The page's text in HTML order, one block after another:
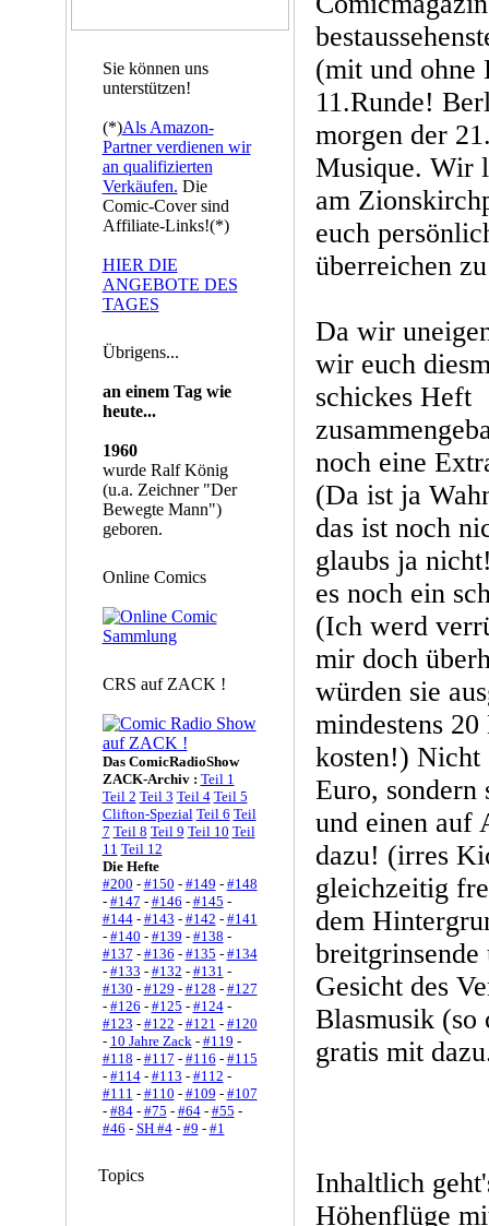
Sie können uns
unterstützen!
(*)Als Amazon-
Partner verdienen wir
an qualifizierten
Verkäufen. Die
Comic-Cover sind
Affiliate-Links!(*)
HIER DIE
ANGEBOTE DES
TAGES
Übrigens...
an einem Tag wie
heute...
1960
wurde Ralf König
(u.a. Zeichner "Der
Bewegte Mann")
geboren.
Online Comics
CRS auf ZACK !
Das ComicRadioShow
ZACK-Archiv : Teil 1
Teil 2 Teil 3 Teil 4 Teil 5
Clifton-Spezial Teil 6 Teil
7 Teil 8 Teil 9 Teil 10 Teil
11 Teil 12
Die Hefte
#200 - #150 - #149 - #148
- #147 - #146 - #145 -
#144- #143 - #142 - #141
- #140 - #139 - #138 -
#137 - #136 - #135 - #134
- #133 - #132 - #131 -
#130 - #129 - #128 - #127
- #126 - #125 - #124-
#123 - #122 - #121 - #120
- 10 Jahre Zack- #119 -
#118 - #117 - #116 - #115
- #114- #113 - #112 -
#111 - #110 - #109 - #107
- #84- #75 - #64- #55 -
#46 - SH #4- #9 - #1
Topics
(mit und ohne
11.Runde!
morgen der
Musique. Wir
am
euch
überreichen
Da wir
wir euch
schickes Heft
noch eine
(Da ist ja
das ist noch
glaubs ja
es noch ein
(Ich werd
mir doch
würden sie
mindestens 20
kosten!) Nicht
Euro, sondern
und einen auf
dazu! (irres
gleichzeitig
dem
breitgrinsende
Gesicht des
Blasmusik (so
gratis mit
Inhaltlich
Höhenflüge